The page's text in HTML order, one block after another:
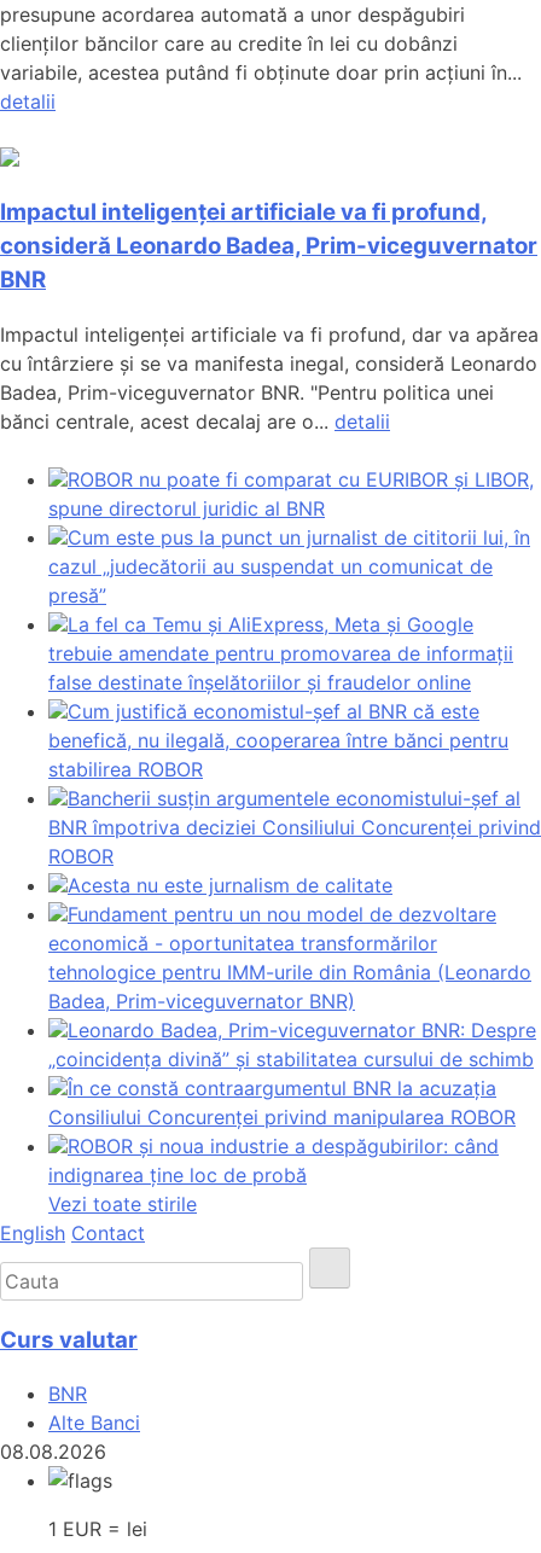
presupune acordarea automată a unor despăgubiri
clienților băncilor care au credite în lei cu dobânzi
variabile, acestea putând fi obținute doar prin acțiuni în...
detalii
Impactul inteligenței artificiale va fi profund,
consideră Leonardo Badea, Prim-viceguvernator
BNR
Impactul inteligenței artificiale va fi profund, dar va apărea
cu întârziere și se va manifesta inegal, consideră Leonardo
Badea, Prim-viceguvernator BNR. "Pentru politica unei
bănci centrale, acest decalaj are o... detalii
ROBOR nu poate fi comparat cu EURIBOR și LIBOR,
spune directorul juridic al BNR
Cum este pus la punct un jurnalist de cititorii lui, în
cazul „judecătorii au suspendat un comunicat de
presă”
La fel ca Temu și AliExpress, Meta și Google
trebuie amendate pentru promovarea de informații
false destinate înșelătoriilor și fraudelor online
Cum justifică economistul-șef al BNR că este
benefică, nu ilegală, cooperarea între bănci pentru
stabilirea ROBOR
Bancherii susțin argumentele economistului-șef al
BNR împotriva deciziei Consiliului Concurenței privind
ROBOR
Acesta nu este jurnalism de calitate
Fundament pentru un nou model de dezvoltare
economică - oportunitatea transformărilor
tehnologice pentru IMM-urile din România (Leonardo
Badea, Prim-viceguvernator BNR)
Leonardo Badea, Prim-viceguvernator BNR: Despre
„coincidența divină” și stabilitatea cursului de schimb
În ce constă contraargumentul BNR la acuzația
Consiliului Concurenței privind manipularea ROBOR
ROBOR și noua industrie a despăgubirilor: când
indignarea ține loc de probă
Vezi toate stirile
English Contact
Curs valutar
BNR
Alte Banci
08.08.2026
1 EUR = lei